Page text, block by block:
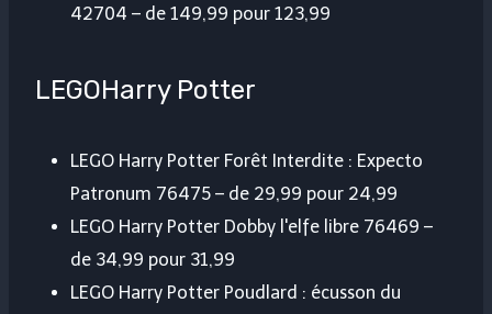
42704 – de 149,99 pour 123,99
LEGOHarry Potter
LEGO Harry Potter Forêt Interdite : Expecto
Patronum 76475 – de 29,99 pour 24,99
LEGO Harry Potter Dobby l'elfe libre 76469 –
de 34,99 pour 31,99
LEGO Harry Potter Poudlard : écusson du